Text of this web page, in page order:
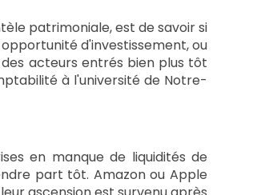
patrimoniale, est de savoir si
d'investissement, ou
acteurs entrés bien plus tôt
à l'université de Notre-
en manque de liquidités de
part tôt. Amazon ou Apple